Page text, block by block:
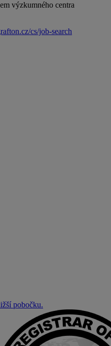
výzkumného centra
cs/job-search
pobočku.